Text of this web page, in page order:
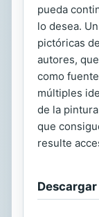
pueda
lo desea.
pictóricas
autores,
como
múltiples
de la
que
resulte